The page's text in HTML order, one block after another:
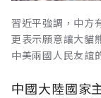
習近平強調，中方
更表示願意讓大貓
中美兩國人民友誼
中國大陸國家